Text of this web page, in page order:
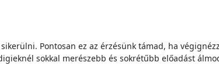
Pontosan ez az érzésünk támad, ha
sokkal merészebb és sokrétűbb előadást